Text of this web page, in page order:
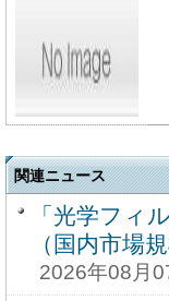
関連ニュース
「光学フィ
（国内市場
2026年08月